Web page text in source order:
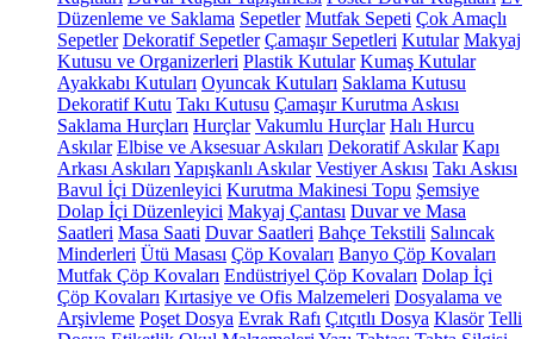
Düzenleme ve Saklama Sepetler Mutfak Sepeti Çok Amaçlı
Sepetler Dekoratif Sepetler Çamaşır Sepetleri Kutular Makyaj
Kutusu ve Organizerleri Plastik Kutular Kumaş Kutular
Ayakkabı Kutuları Oyuncak Kutuları Saklama Kutusu
Dekoratif Kutu Takı Kutusu Çamaşır Kurutma Askısı
Saklama Hurçları Hurçlar Vakumlu Hurçlar Halı Hurcu
Askılar Elbise ve Aksesuar Askıları Dekoratif Askılar Kapı
Arkası Askıları Yapışkanlı Askılar Vestiyer Askısı Takı Askısı
Bavul İçi Düzenleyici Kurutma Makinesi Topu Şemsiye
Dolap İçi Düzenleyici Makyaj Çantası Duvar ve Masa
Saatleri Masa Saati Duvar Saatleri Bahçe Tekstili Salıncak
Minderleri Ütü Masası Çöp Kovaları Banyo Çöp Kovaları
Mutfak Çöp Kovaları Endüstriyel Çöp Kovaları Dolap İçi
Çöp Kovaları Kırtasiye ve Ofis Malzemeleri Dosyalama ve
Arşivleme Poşet Dosya Evrak Rafı Çıtçıtlı Dosya Klasör Telli